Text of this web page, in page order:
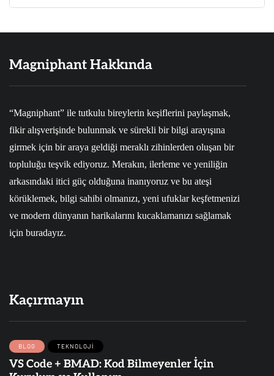
Magniphant Hakkında
“Magniphant” ile tutkulu bireylerin keşiflerini paylaşmak,
fikir alışverişinde bulunmak ve sürekli bir bilgi arayışına
girmek için bir araya geldiği meraklı zihinlerden oluşan bir
topluluğu teşvik ediyoruz. Merakın, ilerleme ve yeniliğin
arkasındaki itici güç olduğuna inanıyoruz ve bu ateşi
körüklemek, bilgi sahibi olmanızı, yeni ufuklar keşfetmenizi
ve modern dünyanın harikalarını kucaklamanızı sağlamak
için buradayız.
Kaçırmayın
BLOG TEKNOLOJI
VS Code + BMAD: Kod Bilmeyenler İçin